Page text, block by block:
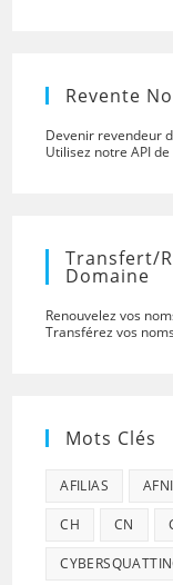
Revente
Devenir revendeur
Utilisez notre API
Transfert/
Domaine
Renouvelez vos
Transférez vos
Mots Clés
AFILIAS
CH CN